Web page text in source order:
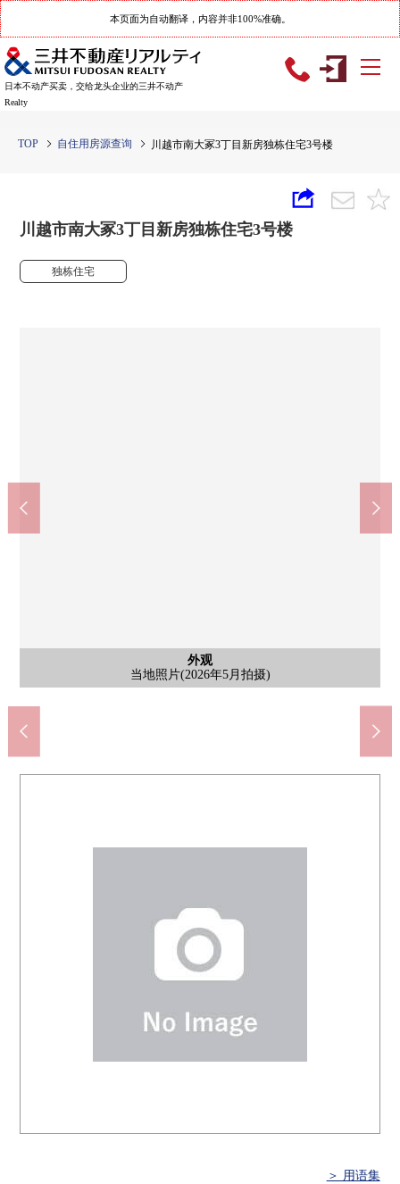
本页面为自动翻译，内容并非100%准确。
日本不动产买卖，交给龙头企业的三井不动产
Realty
TOP 自住用房源查询 川越市南大冢3丁目新房独栋住宅3号楼
川越市南大冢3丁目新房独栋住宅3号楼
独栋住宅
外观
当地照片(2026年5月拍摄)
全体区划图
外观
图片右：4号楼，左：3号楼当地照片(2026年5月拍摄)
含有前面道路的外观
前面道路
含有前面道路的外观
前面道路
其他
共用地(旋转广场)
川越市立大东东小学(约1870m)
川越市立大东中学(约1020m)
Inageya川越南大冢站前店(约660m)
WELPARK川越南大冢东店(约310m)
全家便利店川越南大冢商店(约310m)
7-Eleven川越南大冢站南口店(约600m)
yashima诊所(约590m)
＞ 用语集